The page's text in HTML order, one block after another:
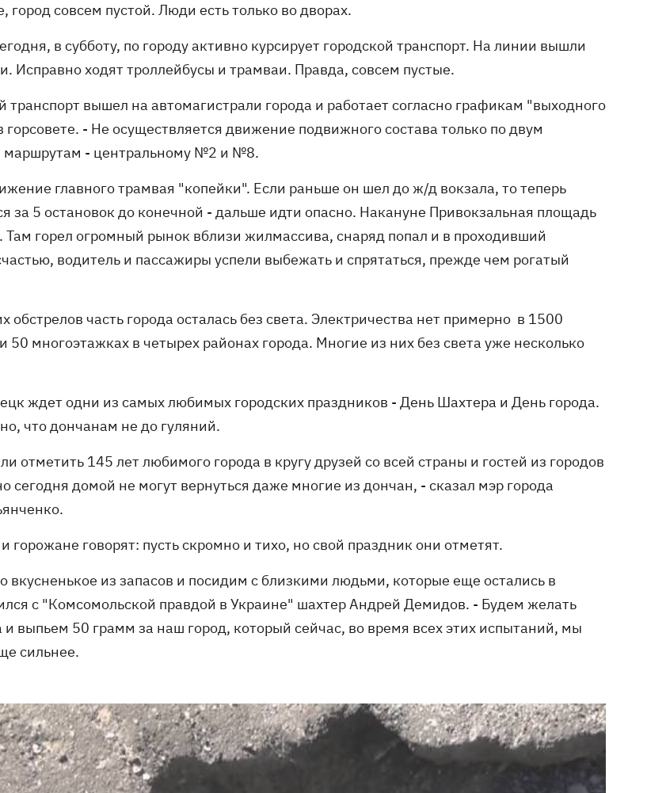
город совсем пустой. Люди есть только во дворах.
в субботу, по городу активно курсирует городской транспорт. На линии вышли
Исправно ходят троллейбусы и трамваи. Правда, совсем пустые.
вышел на автомагистрали города и работает согласно графикам "выходного
горсовете. - Не осуществляется движение подвижного состава только по двум
маршрутам - центральному №2 и №8.
главного трамвая "копейки". Если раньше он шел до ж/д вокзала, то теперь
за 5 остановок до конечной - дальше идти опасно. Накануне Привокзальная площадь
. Там горел огромный рынок вблизи жилмассива, снаряд попал и в проходивший
водитель и пассажиры успели выбежать и спрятаться, прежде чем рогатый
обстрелов часть города осталась без света. Электричества нет примерно в 1500
50 многоэтажках в четырех районах города. Многие из них без света уже несколько
ждет одни из самых любимых городских праздников - День Шахтера и День города.
что дончанам не до гуляний.
отметить 145 лет любимого города в кругу друзей со всей страны и гостей из городов
сегодня домой не могут вернуться даже многие из дончан, - сказал мэр города
горожане говорят: пусть скромно и тихо, но свой праздник они отметят.
вкусненькое из запасов и посидим с близкими людьми, которые еще остались в
с "Комсомольской правдой в Украине" шахтер Андрей Демидов. - Будем желать
и выпьем 50 грамм за наш город, который сейчас, во время всех этих испытаний, мы
сильнее.